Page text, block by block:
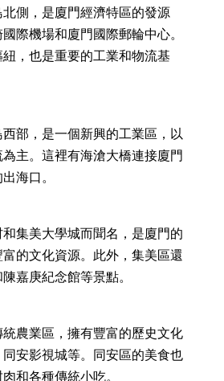
側，是廈門經濟特區的發源
際機場和廈門國際郵輪中心。
，也是重要的工業和物流基
部，是一個新興的工業區，以
主。這裡有海滄大橋連接廈門
海口。
集美大學城而聞名，是廈門的
的文化資源。此外，集美區還
嘉庚紀念館等景點。
農業區，擁有豐富的歷史文化
安影視城等。同安區的美食也
和各種傳統小吃。